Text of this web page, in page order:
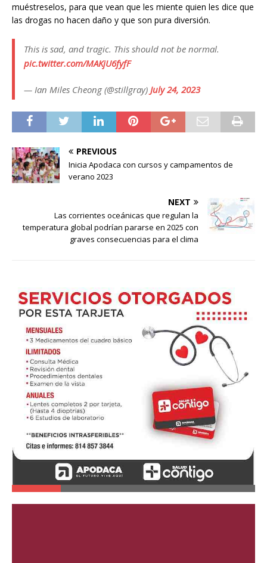
muéstreselos, para que vean que les miente quien les dice que
las drogas no hacen daño y que son pura diversión.
This is sad, and tragic. This should not be normal.
pic.twitter.com/MAKjU6fyfF
— Ian Miles Cheong (@stillgray) July 24, 2023
PREVIOUS
Inicia Apodaca con cursos y campamentos de
verano 2023
NEXT
Las corrientes oceánicas que regulan la
temperatura global podrían pararse en 2025 con
graves consecuencias para el clima